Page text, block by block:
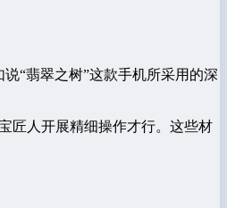
“翡翠之树”这款手机所采用的深
匠人开展精细操作才行。这些材